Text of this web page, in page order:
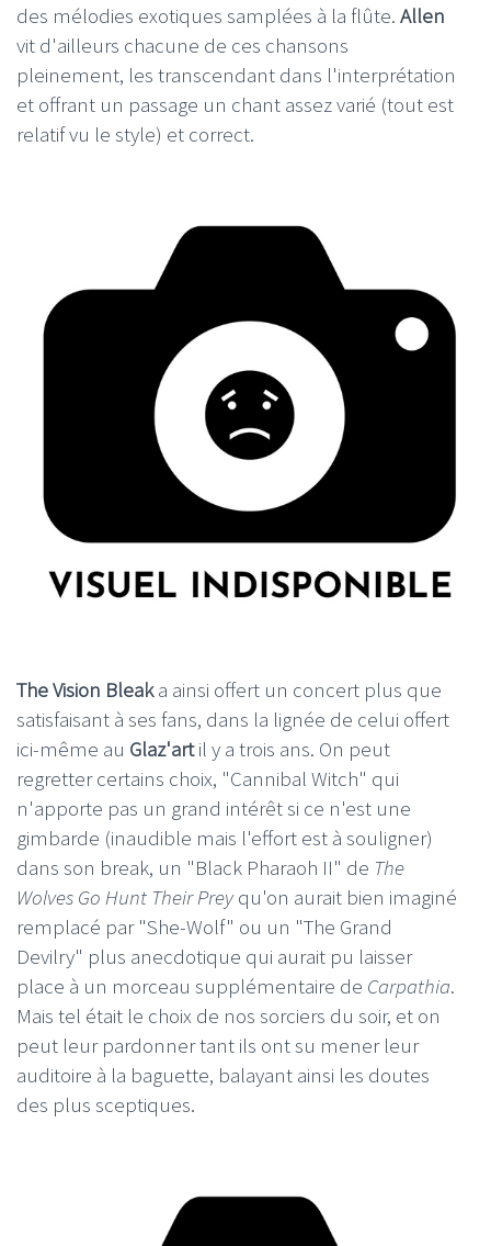
des mélodies exotiques samplées à la flûte. Allen
vit d'ailleurs chacune de ces chansons
pleinement, les transcendant dans l'interprétation
et offrant un passage un chant assez varié (tout est
relatif vu le style) et correct.
The Vision Bleaka ainsi offert un concert plus que
satisfaisant à ses fans, dans la lignée de celui offert
ici-même au Glaz'artil y a trois ans. On peut
regretter certains choix, "Cannibal Witch" qui
n'apporte pas un grand intérêt si ce n'est une
gimbarde (inaudible mais l'effort est à souligner)
dans son break, un "Black Pharaoh II" de The
Wolves Go Hunt Their Preyqu'on aurait bien imaginé
remplacé par "She-Wolf" ou un "The Grand
Devilry" plus anecdotique qui aurait pu laisser
place à un morceau supplémentaire de Carpathia.
Mais tel était le choix de nos sorciers du soir, et on
peut leur pardonner tant ils ont su mener leur
auditoire à la baguette, balayant ainsi les doutes
des plus sceptiques.